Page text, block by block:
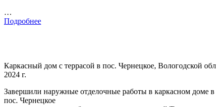
…
Подробнее
Каркасный дом с террасой в пос. Чернецкое, Вологодской обл
2024 г.
Завершили наружные отделочные работы в каркасном доме в
пос. Чернецкое